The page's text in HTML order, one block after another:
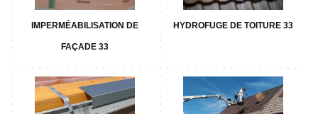
IMPERMÉABILISATION DE
FAÇADE 33
HYDROFUGE DE TOITURE 33